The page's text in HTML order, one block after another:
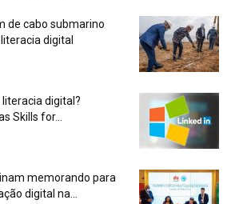
de cabo submarino
digital
digital?
Skills for...
memorando para
digital na...